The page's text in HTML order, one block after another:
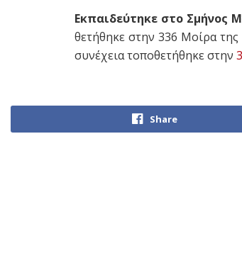
Εκπαιδεύτηκε στο Σμήνος
θετήθηκε στην 336 Μοίρα
συνέχεια τοποθετήθηκε στην
Share